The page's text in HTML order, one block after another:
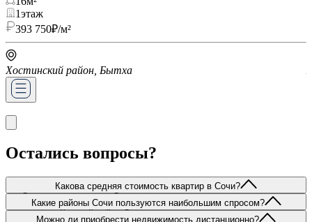
1этаж
393 750₽/м²
Хостинский район, Бытха
Остались вопросы?
Какова средняя стоимость квартир в Сочи?
Стоимость квартир в Сочи варьируется в широком диапазоне и
зависит от расположения объекта, его площади, состояния, типа
дома и удалённости от моря. На текущий момент цены начинаются
Какие районы Сочи пользуются наибольшим спросом?
Каждый район Сочи имеет свои особенности:
Можно ли приобрести недвижимость дистанционно?